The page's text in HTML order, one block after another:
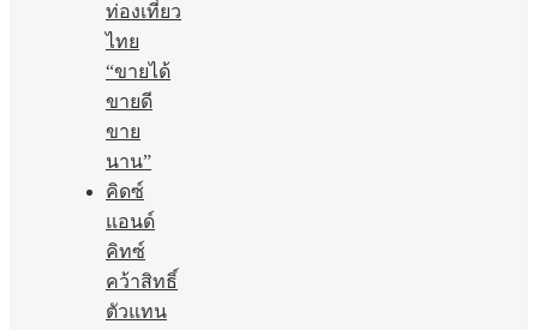
ท่องเที่ยว
ไทย
“ขายได้
ขายดี
ขาย
นาน”
คิดซ์
แอนด์
คิทซ์
คว้าสิทธิ์
ตัวแทน